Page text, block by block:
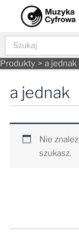
content
Szukaj
Produkty a jednak
a jednak
Nie
szukasz.